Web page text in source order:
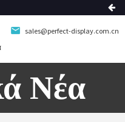
sales@perfect-display.com.cn
Νέα